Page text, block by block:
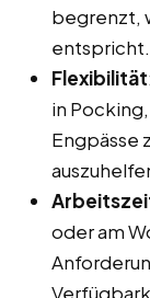
begrenzt,
entspricht.
Flexibilität
in
Engpässe
oder am